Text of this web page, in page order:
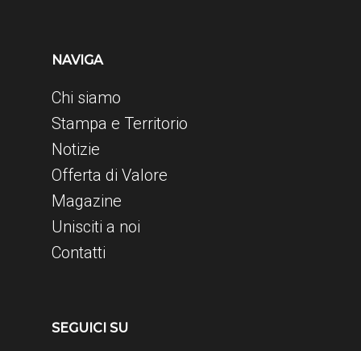
NAVIGA
Chi siamo
Stampa e Territorio
Notizie
Offerta di Valore
Magazine
Unisciti a noi
Contatti
SEGUICI SU